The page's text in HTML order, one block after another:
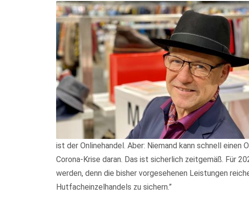
ist der Onlinehandel. Aber: Niemand kann schnell
Corona-Krise daran. Das ist sicherlich zeitgemäß. Für
werden, denn die bisher vorgesehenen Leistungen
Hutfacheinzelhandels zu sichern.”